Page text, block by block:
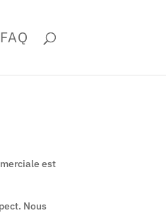
FAQ
est
Nous